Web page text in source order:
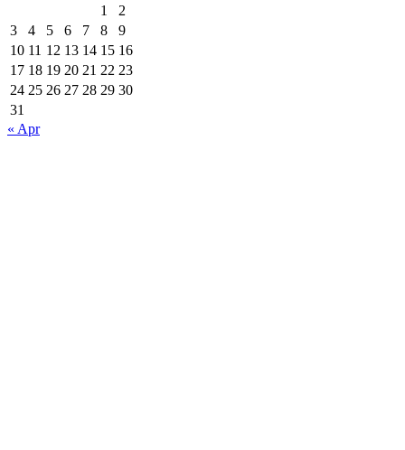
1
2
3
4 5 6 7 8
9
10 11 12 13 14 15 16
17 18 19 20 21 22 23
24 25 26 27 28 29 30
31
« Apr